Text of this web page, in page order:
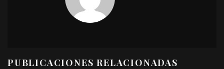
PUBLICACIONES RELACIONADAS